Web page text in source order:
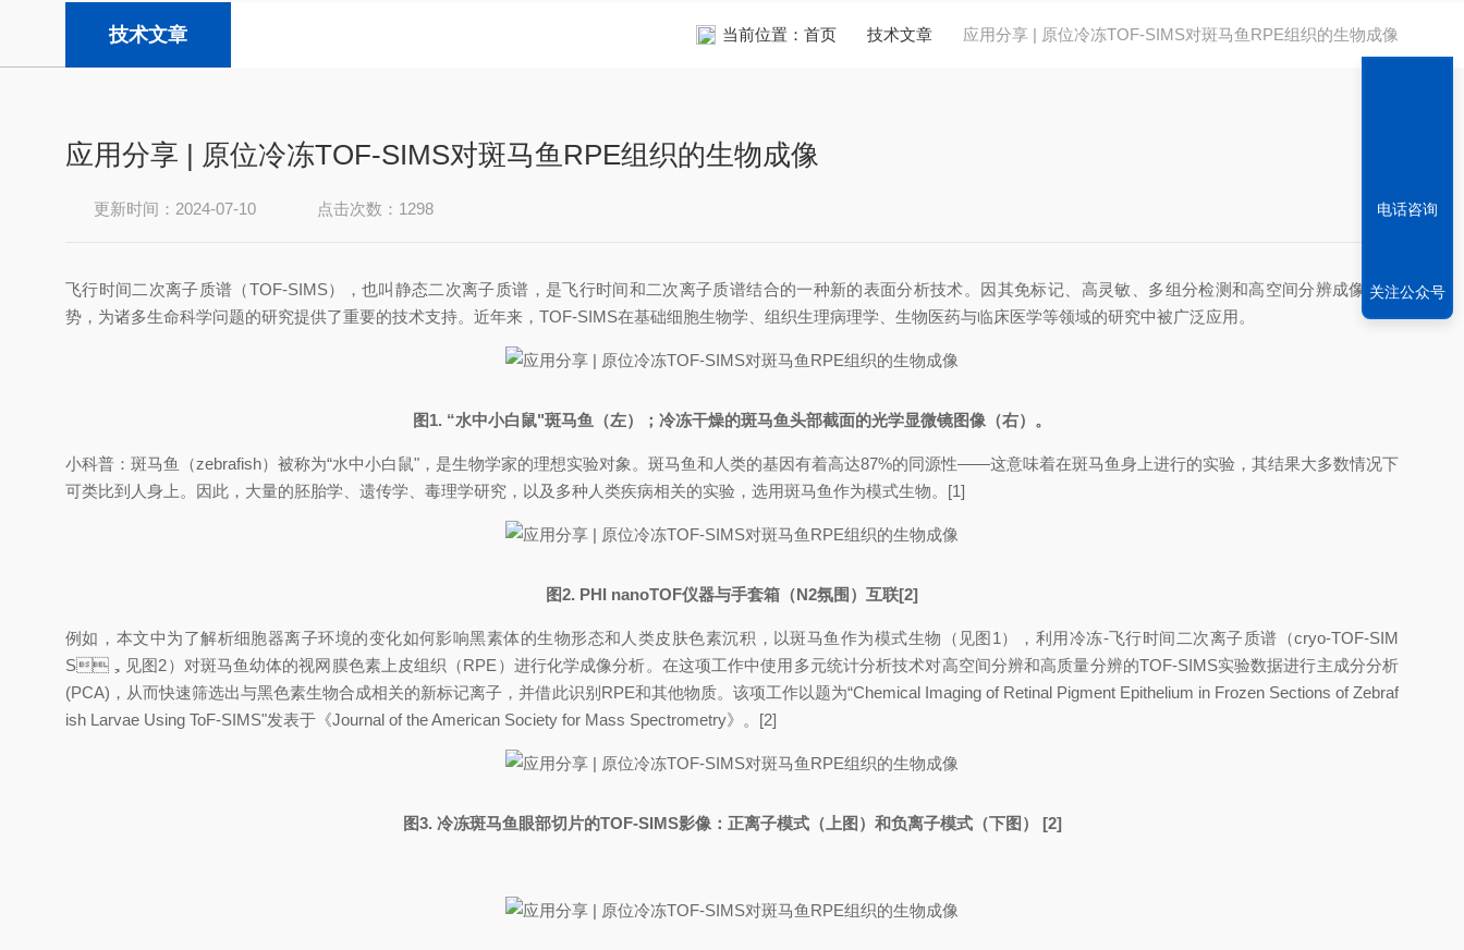
技术文章 当前位置： 首页 技术文章 应用分享 | 原位冷冻TOF-SIMS对斑马鱼RPE组织的生物成像
应用分享 | 原位冷冻TOF-SIMS对斑马鱼RPE组织的生物成像
更新时间：2024-07-10 点击次数：1298
飞行时间二次离子质谱（TOF-SIMS），也叫静态二次离子质谱，是飞行时间和二次离子质谱结合的一种新的表面分析技术。因其免标记、高灵敏、多组分检测和高空间分辨成像等优
势，为诸多生命科学问题的研究提供了重要的技术支持。近年来，TOF-SIMS在基础细胞生物学、组织生理病理学、生物医药与临床医学等领域的研究中被广泛应用。
图1. “水中小白鼠"斑马鱼（左）；冷冻干燥的斑马鱼头部截面的光学显微镜图像（右）。
小科普：斑马鱼（zebrafish）被称为“水中小白鼠"，是生物学家的理想实验对象。斑马鱼和人类的基因有着高达87%的同源性——这意味着在斑马鱼身上进行的实验，其结果大多数情况下
可类比到人身上。因此，大量的胚胎学、遗传学、毒理学研究，以及多种人类疾病相关的实验，选用斑马鱼作为模式生物。[1]
图2. PHI nanoTOF仪器与手套箱（N2氛围）互联[2]
例如，本文中为了解析细胞器离子环境的变化如何影响黑素体的生物形态和人类皮肤色素沉积，以斑马鱼作为模式生物（见图1），利用冷冻-飞行时间二次离子质谱（cryo-TOF-SIM
S，见图2）对斑马鱼幼体的视网膜色素上皮组织（RPE）进行化学成像分析。在这项工作中使用多元统计分析技术对高空间分辨和高质量分辨的TOF-SIMS实验数据进行主成分分析
(PCA)，从而快速筛选出与黑色素生物合成相关的新标记离子，并借此识别RPE和其他物质。该项工作以题为“Chemical Imaging of Retinal Pigment Epithelium in Frozen Sections of Zebraf
ish Larvae Using ToF-SIMS"发表于《Journal of the American Society for Mass Spectrometry》。[2]
图3. 冷冻斑马鱼眼部切片的TOF-SIMS影像：正离子模式（上图）和负离子模式（下图） [2]
电话咨询
关注公众号